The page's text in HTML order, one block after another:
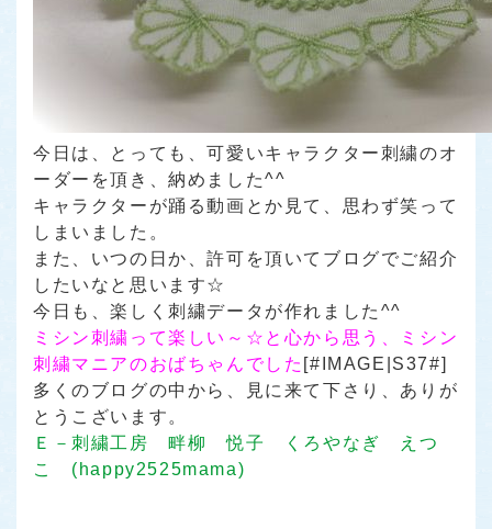
今日は、とっても、可愛いキャラクター刺繍のオ
ーダーを頂き、納めました^^
キャラクターが踊る動画とか見て、思わず笑って
しまいました。
また、いつの日か、許可を頂いてブログでご紹介
したいなと思います☆
今日も、楽しく刺繍データが作れました^^
ミシン刺繍って楽しい～☆と心から思う、ミシン
刺繍マニアのおばちゃんでした [#IMAGE|S37#]
多くのブログの中から、見に来て下さり、ありが
とうこざいます。
Ｅ－刺繍工房 畔柳 悦子 くろやなぎ えつ
こ (happy2525mama)